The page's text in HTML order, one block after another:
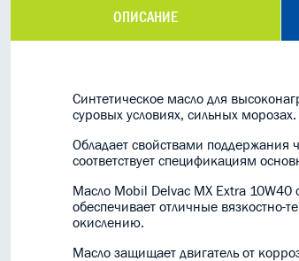
ОПИСАНИЕ
Синтетическое масло для
суровых условиях, сильных морозах.
Обладает свойствами поддержания
соответствует спецификациям
Масло Mobil Delvac MX Extra 10W40
обеспечивает отличные вязкостно-
окислению.
Масло защищает двигатель от